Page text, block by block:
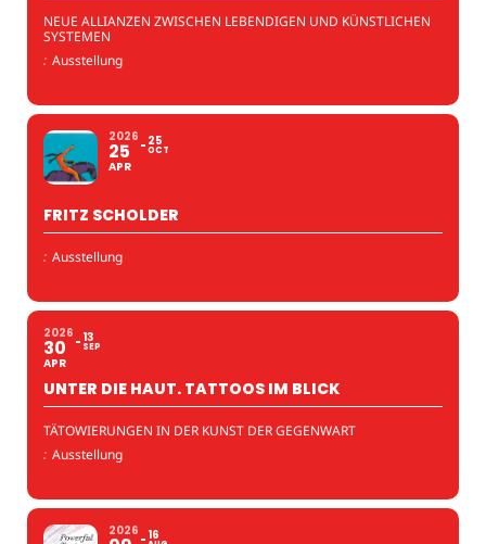
NEUE ALLIANZEN ZWISCHEN LEBENDIGEN UND KÜNSTLICHEN
SYSTEMEN
: Ausstellung
2026
25
APR
25
OCT
FRITZ SCHOLDER
: Ausstellung
2026
30
APR
13
SEP
UNTER DIE HAUT. TATTOOS IM BLICK
TÄTOWIERUNGEN IN DER KUNST DER GEGENWART
: Ausstellung
2026 16